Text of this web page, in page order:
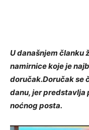
U današnjem
namirnice koje je
doručak.Doručak se
danu, jer predstavlja
noćnog posta.